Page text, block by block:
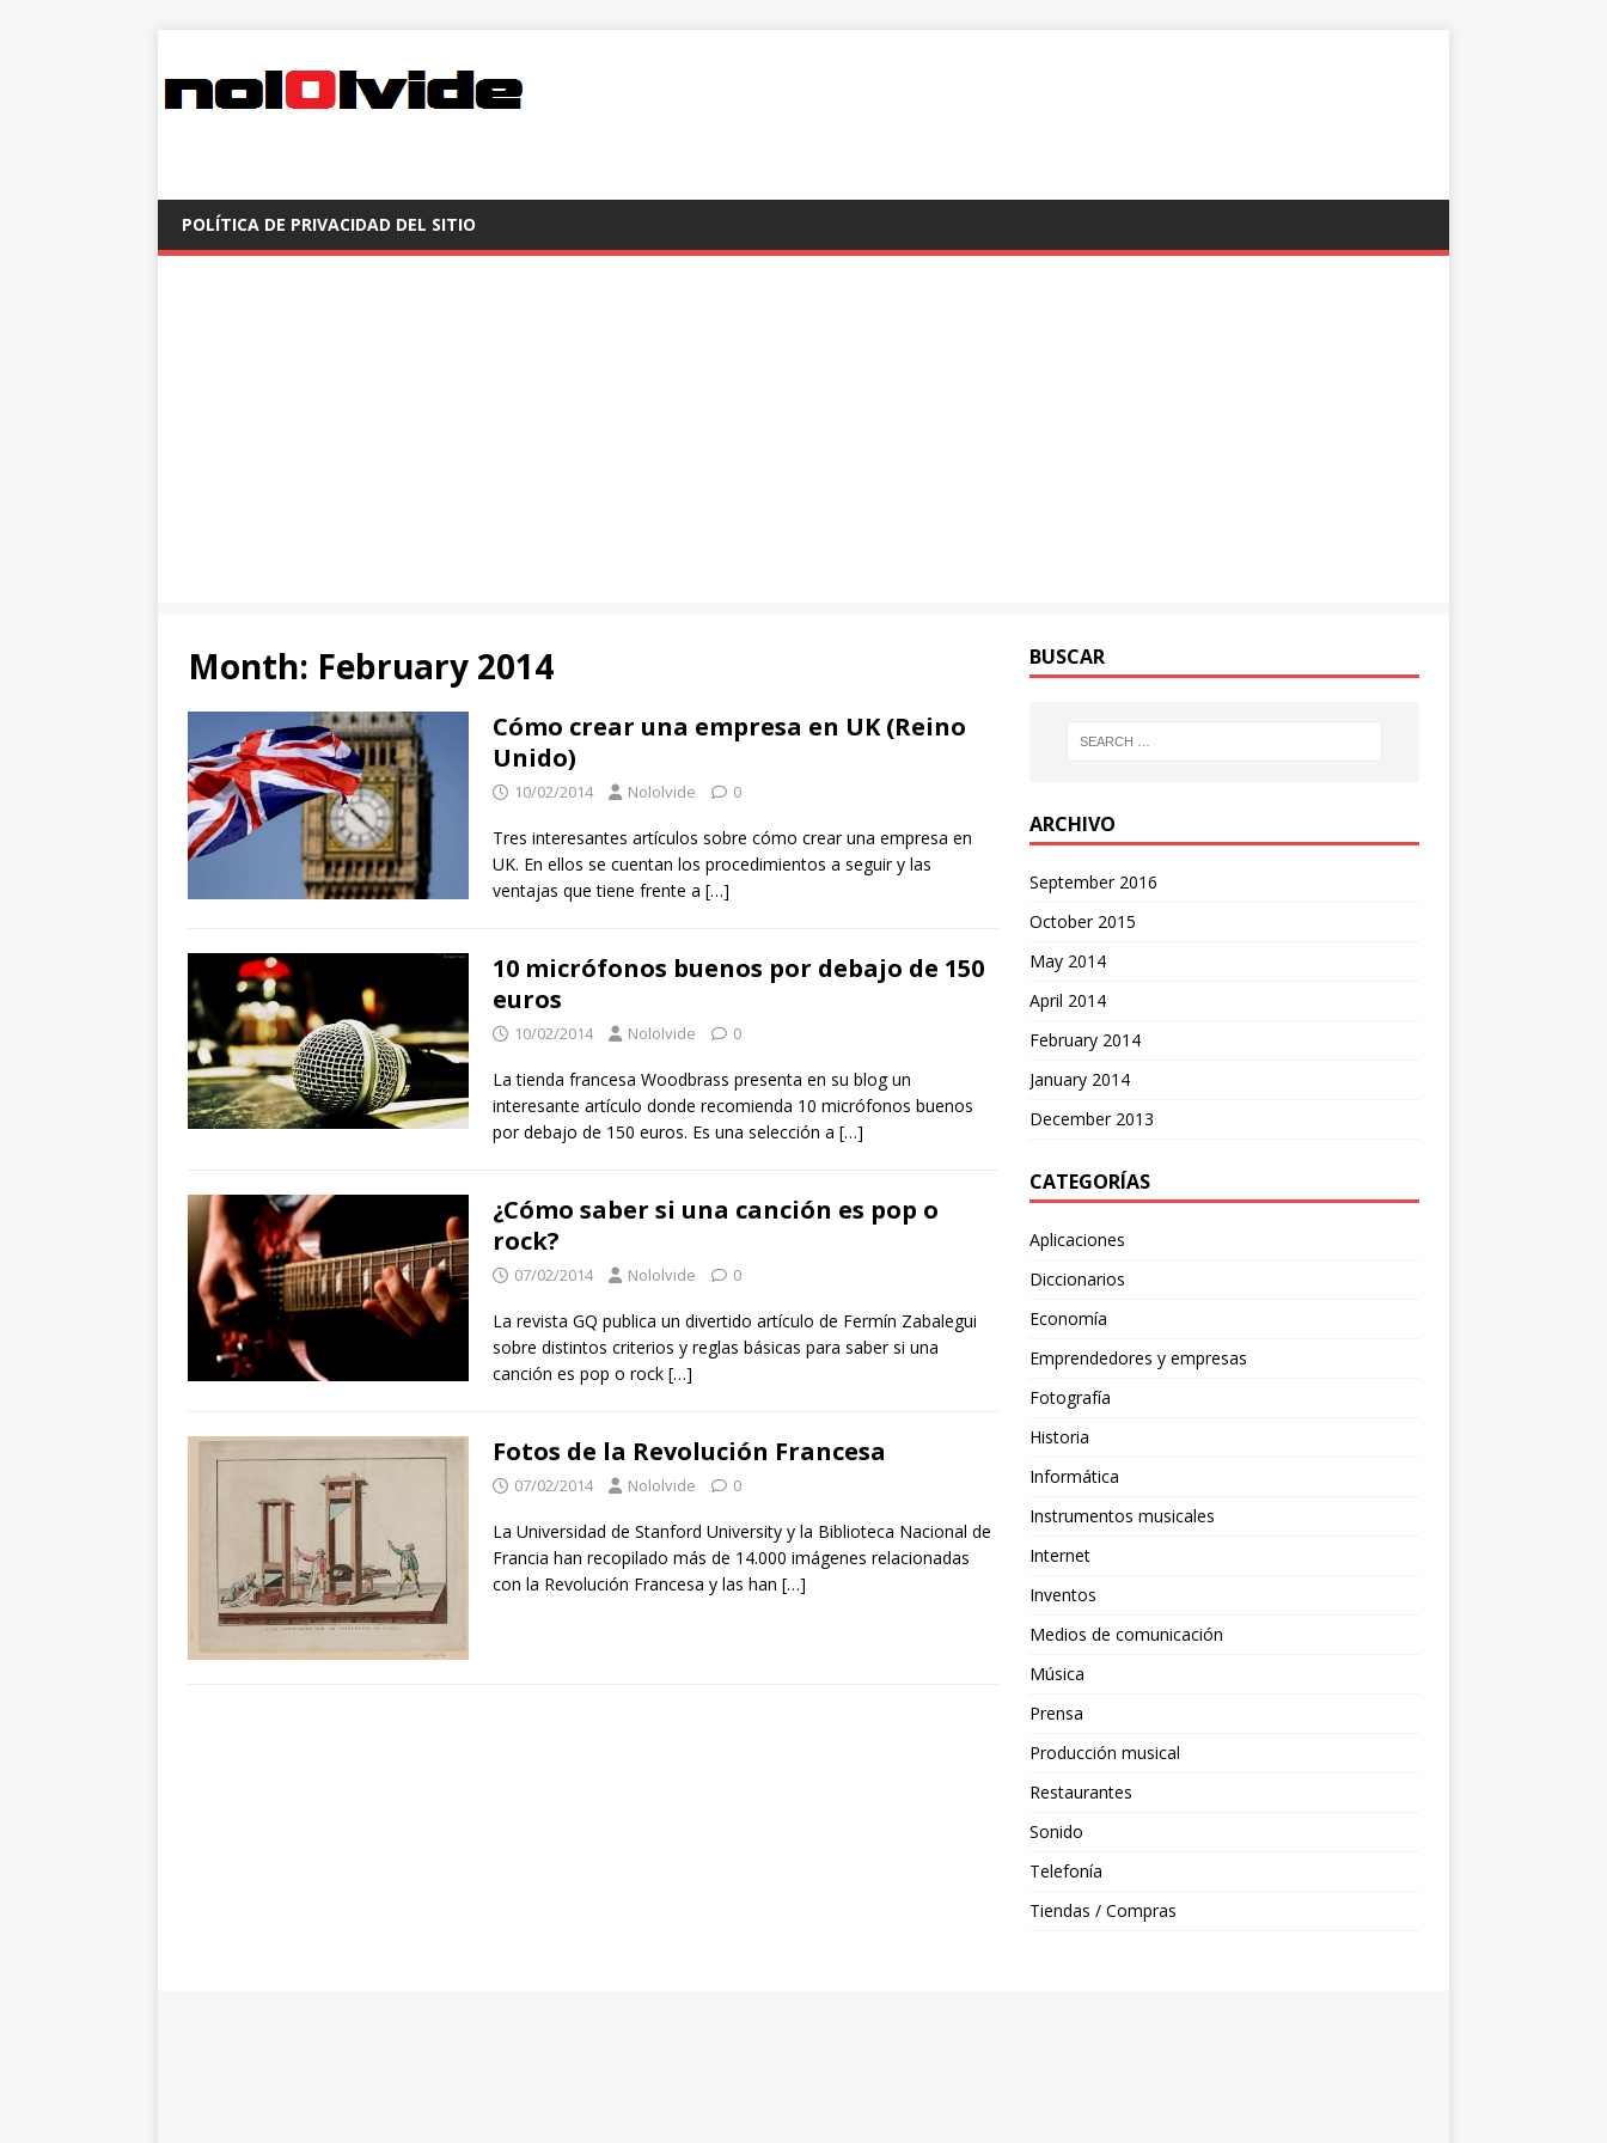
POLÍTICA DE PRIVACIDAD DEL SITIO
Month: February 2014
Cómo crear una empresa en UK (Reino
Unido)
10/02/2014 Nololvide 0
Tres interesantes artículos sobre cómo crear una empresa en
UK. En ellos se cuentan los procedimientos a seguir y las
ventajas que tiene frente a […]
10 micrófonos buenos por debajo de 150
euros
10/02/2014 Nololvide 0
La tienda francesa Woodbrass presenta en su blog un
interesante artículo donde recomienda 10 micrófonos buenos
por debajo de 150 euros. Es una selección a […]
¿Cómo saber si una canción es pop o
rock?
07/02/2014 Nololvide 0
La revista GQ publica un divertido artículo de Fermín Zabalegui
sobre distintos criterios y reglas básicas para saber si una
canción es pop o rock […]
Fotos de la Revolución Francesa
07/02/2014 Nololvide 0
La Universidad de Stanford University y la Biblioteca Nacional de
Francia han recopilado más de 14.000 imágenes relacionadas
con la Revolución Francesa y las han […]
BUSCAR
ARCHIVO
September 2016
October 2015
May 2014
April 2014
February 2014
January 2014
December 2013
CATEGORÍAS
Aplicaciones
Diccionarios
Economía
Emprendedores y empresas
Fotografía
Historia
Informática
Instrumentos musicales
Internet
Inventos
Medios de comunicación
Música
Prensa
Producción musical
Restaurantes
Sonido
Telefonía
Tiendas / Compras